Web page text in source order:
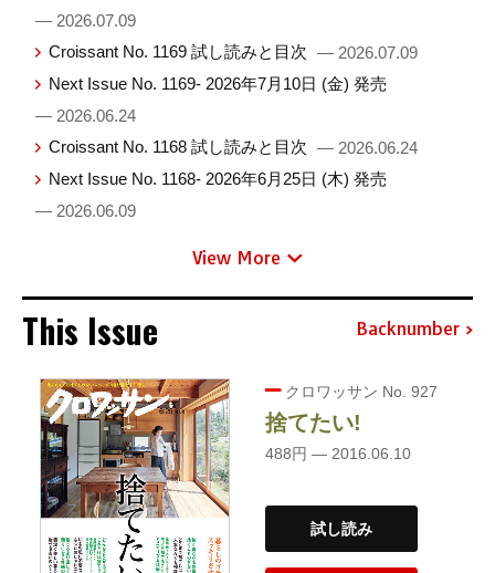
— 2026.07.09
Croissant No. 1169 試し読みと目次 — 2026.07.09
Next Issue No. 1169- 2026年7月10日 (金) 発売
— 2026.06.24
Croissant No. 1168 試し読みと目次 — 2026.06.24
Next Issue No. 1168- 2026年6月25日 (木) 発売
— 2026.06.09
View More
This Issue Backnumber
クロワッサン No. 927
捨てたい!
488円 — 2016.06.10
試し読み